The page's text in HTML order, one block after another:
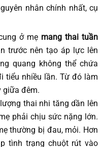
nhân chính nhất, cụ
ở mẹ mang thai tuần
trước nên tạo áp lực lên
quang không thể chứa
tiểu nhiều lần. Từ đó làm
giữa đêm.
thai nhi tăng dần lên
phải chịu sức nặng lớn.
thường bị đau, mỏi. Hơn
tình trạng chuột rút vào